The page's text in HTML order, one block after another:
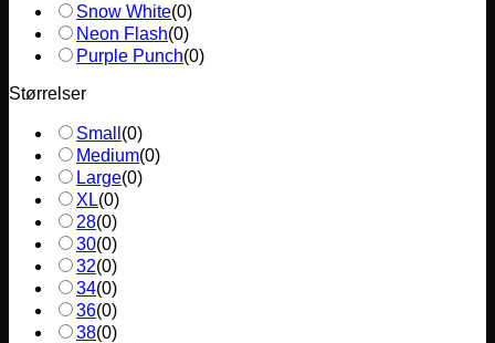
Snow White(0)
Neon Flash(0)
Purple Punch(0)
Størrelser
Small (0)
Medium(0)
Large(0)
XL(0)
28(0)
30(0)
32(0)
34(0)
36(0)
38(0)